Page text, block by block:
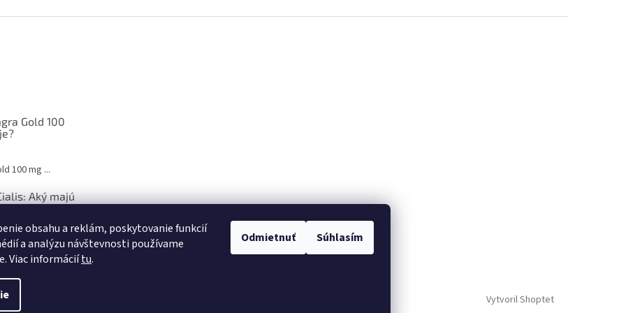
obsahu a reklám, poskytovanie funkcií
a analýzu návštevnosti používame
Viac informáciítu.
Odmietnuť Súhlasím
Gold 100
100 mg ...
Aký majú
telo
je ...
Vytvoril Shoptet